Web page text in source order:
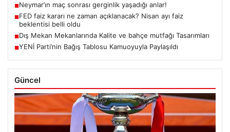
■Neymar’ın maç sonrası gerginlik yaşadığı anlar!
■FED faiz kararı ne zaman açıklanacak? Nisan ayı faiz
beklentisi belli oldu
■Dış Mekan Mekanlarında Kalite ve bahçe mutfağı Tasarımları
■YENİ Parti’nin Bağış Tablosu Kamuoyuyla Paylaşıldı
Güncel